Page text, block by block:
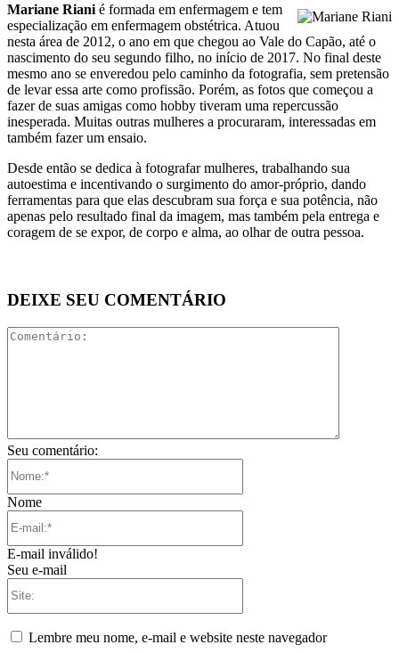
Mariane Riani é formada em enfermagem e tem
especialização em enfermagem obstétrica. Atuou
nesta área de 2012, o ano em que chegou ao Vale do Capão, até o
nascimento do seu segundo filho, no início de 2017. No final deste
mesmo ano se enveredou pelo caminho da fotografia, sem pretensão
de levar essa arte como profissão. Porém, as fotos que começou a
fazer de suas amigas como hobby tiveram uma repercussão
inesperada. Muitas outras mulheres a procuraram, interessadas em
também fazer um ensaio.
Desde então se dedica à fotografar mulheres, trabalhando sua
autoestima e incentivando o surgimento do amor-próprio, dando
ferramentas para que elas descubram sua força e sua potência, não
apenas pelo resultado final da imagem, mas também pela entrega e
coragem de se expor, de corpo e alma, ao olhar de outra pessoa.
DEIXE SEU COMENTÁRIO
Seu comentário:
Nome
E-mail inválido!
Seu e-mail
Lembre meu nome, e-mail e website neste navegador